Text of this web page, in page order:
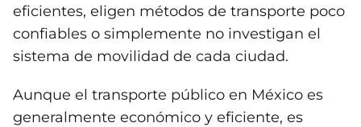
eficientes, eligen métodos de transporte poco
confiables o simplemente no investigan el
sistema de movilidad de cada ciudad.
Aunque el transporte público en México es
generalmente económico y eficiente, es